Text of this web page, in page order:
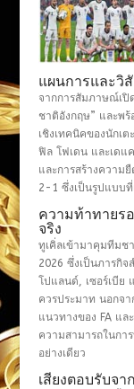
แผนการและวิ
จากการสัมภาษณ์เปิ
ชาติอังกฤษ” และพ
เชิงเทคนิคของนักเ
ฟิล โฟเดน และเดแ
และการสร้างควา
2-1 ซึ่งเป็นรูปแบบ
ความท้าทายร
จริง
ทูเคิ่ลเข้ามาคุมทีมช
2026 ซึ่งเป็นภารกิ
โปแลนด์, เซอร์เบีย
ควรประมาท นอกจ
แนวทางของ FA แล
ความสามารถในกา
อย่างเดียว
เสียงตอบรับจ